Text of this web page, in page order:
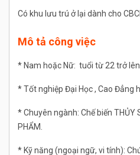
Có khu lưu trú ở lại dành cho
Mô tả công việc
* Nam hoặc Nữ: tuổi từ 22 trở
* Tốt nghiệp Đại Học , Cao Đẳng
* Chuyên ngành: Chế biến THỦY
PHẨM.
* Kỹ năng (ngoại ngữ, vi tính):